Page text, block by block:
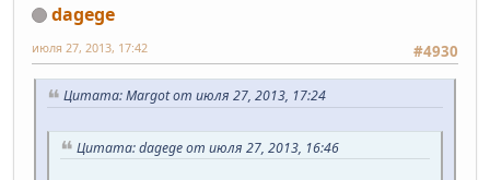
dagege
#4930
июля 27, 2013, 17:42
Цитата: Margot от июля 27, 2013, 17:24
Цитата: dagege от июля 27, 2013, 16:46